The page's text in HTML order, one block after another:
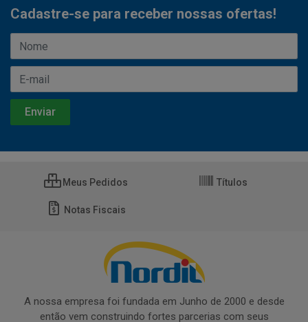
Cadastre-se para receber nossas ofertas!
Meus Pedidos Títulos
Notas Fiscais
A nossa empresa foi fundada em Junho de 2000 e desde
então vem construindo fortes parcerias com seus